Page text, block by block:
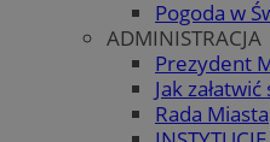
Pogoda w
ADMINISTRACJA
Prezydent
Jak
Rada Miasta